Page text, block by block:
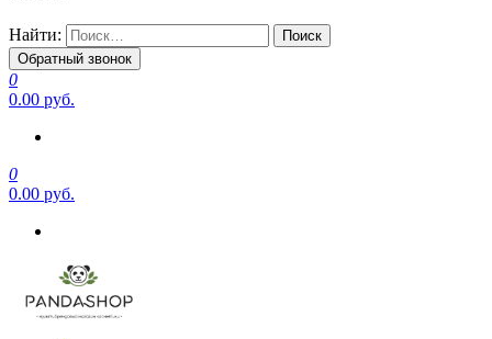
Найти:
Обратный звонок
0
0.00 руб.
0
0.00 руб.